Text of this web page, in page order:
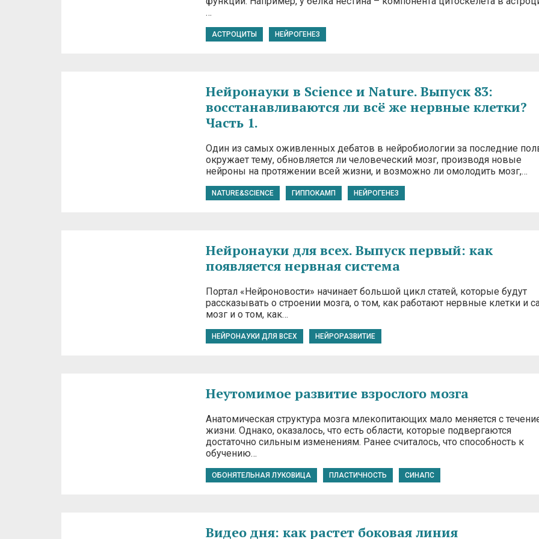
…
АСТРОЦИТЫ НЕЙРОГЕНЕЗ
Нейронауки в Science и Nature. Выпуск 83:
восстанавливаются ли всё же нервные клетки?
Часть 1.
Один из самых оживленных дебатов в нейробиологии за последние
окружает тему, обновляется ли человеческий мозг, производя новые
нейроны на протяжении всей жизни, и возможно ли омолодить мозг,…
NATURE&SCIENCE ГИППОКАМП НЕЙРОГЕНЕЗ
Нейронауки для всех. Выпуск первый: как
появляется нервная система
Портал «Нейроновости» начинает большой цикл статей, которые будут
рассказывать о строении мозга, о том, как работают нервные клетки и
мозг и о том, как…
НЕЙРОНАУКИ ДЛЯ ВСЕХ НЕЙРОРАЗВИТИЕ
Неутомимое развитие взрослого мозга
Анатомическая структура мозга млекопитающих мало меняется с
жизни. Однако, оказалось, что есть области, которые подвергаются
достаточно сильным изменениям. Ранее считалось, что способность к
обучению…
ОБОНЯТЕЛЬНАЯ ЛУКОВИЦА ПЛАСТИЧНОСТЬ СИНАПС
Видео дня: как растет боковая линия